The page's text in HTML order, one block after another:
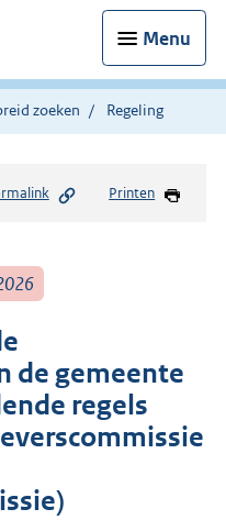
Menu
zoeken Regeling
Printen
de gemeente
regels